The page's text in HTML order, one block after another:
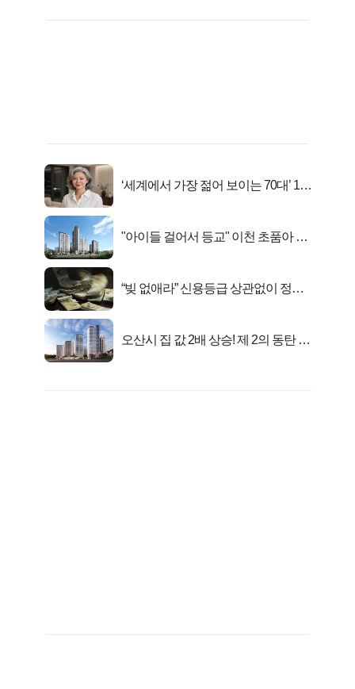
‘세계에서 가장 젊어 보이는 70대’ 1위
"아이들 걸어서 등교" 이천 초품아 신
“빚 없애라” 신용등급 상관없이 정부
오산시 집 값 2배 상승! 제 2의 동탄 신